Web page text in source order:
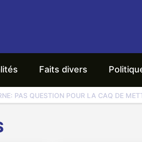
Faits divers
PAS QUESTION POUR LA CAQ DE